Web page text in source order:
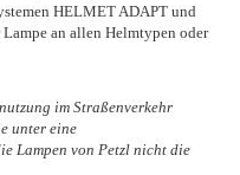
HELMET ADAPT und
an allen Helmtypen oder
im Straßenverkehr
unter eine
Lampen von Petzl nicht die